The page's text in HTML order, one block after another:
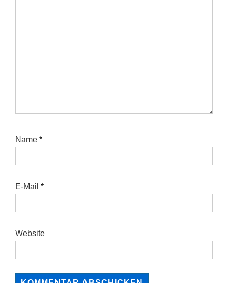
Name *
E-Mail *
Website